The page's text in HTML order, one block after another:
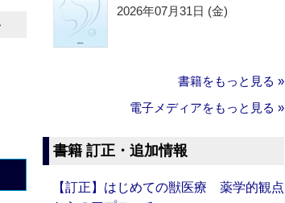
2026年07月31日 (金)
書籍をもっと見る »
電子メディアをもっと見る »
書籍 訂正・追加情報
【訂正】はじめての獣医療 薬学的観点